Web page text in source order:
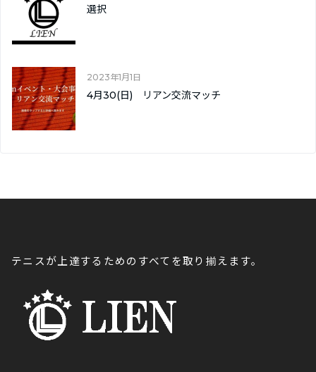
選択
2023年1月1日
4月30(日) リアン交流マッチ
テニスが上達するためのすべてを取り揃えます。